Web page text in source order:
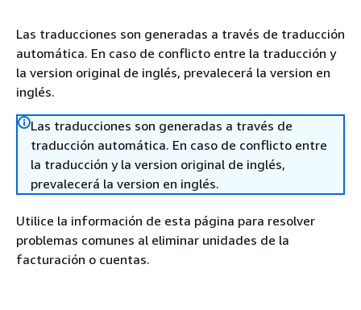
Las traducciones son generadas a través de traducción
automática. En caso de conflicto entre la traducción y
la version original de inglés, prevalecerá la version en
inglés.
Las traducciones son generadas a través de
traducción automática. En caso de conflicto entre
la traducción y la version original de inglés,
prevalecerá la version en inglés.
Utilice la información de esta página para resolver
problemas comunes al eliminar unidades de la
facturación o cuentas.